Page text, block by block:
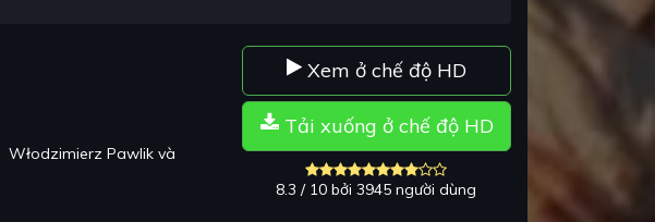
Włodzimierz Pawlik và
Xem ở chế độ HD
Tải xuống ở chế độ HD
8.3 / 10 bởi 3945 người dùng